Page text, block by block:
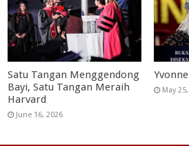
Satu Tangan Menggendong
Bayi, Satu Tangan Meraih
Harvard
June 16, 2026
May